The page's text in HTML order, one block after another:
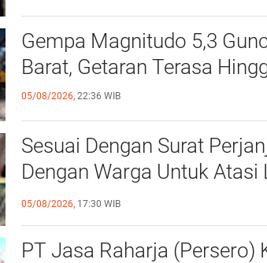
Gempa Magnitudo 5,3
Barat, Getaran Terasa
05/08/2026, 22:36 WIB
Sesuai Dengan Surat
Dengan Warga Untuk Atasi
Giat Perbaiki Kobak
05/08/2026, 17:30 WIB
PT Jasa Raharja (Persero)